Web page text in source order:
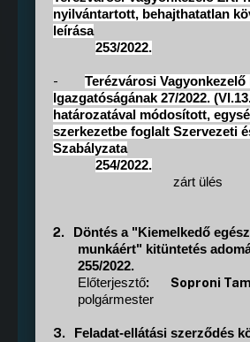
nyilvántartott, behajthatatlan
leírása
253/2022.
-
Terézvárosi
Igazgatóságának 27/2022.
határozatával módosított,
szerkezetbe foglalt Szervezeti
Szabályzata
254/2022.
zárt ülés
2.
Döntés a "Kiemelkedő
munkáért" kitüntetés
255/2022.
Előterjesztő: Soproni
polgármester
3.
Feladat-ellátási szerződés